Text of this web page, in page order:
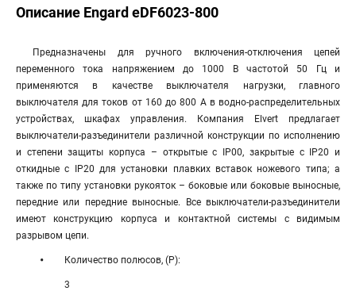
Описание Engard eDF6023-800
Предназначены для ручного включения-отключения цепей
переменного тока напряжением до 1000 В частотой 50 Гц и
применяются в качестве выключателя нагрузки, главного
выключателя для токов от 160 до 800 А в водно-распределительных
устройствах, шкафах управления. Компания Elvert предлагает
выключатели-разъединители различной конструкции по исполнению
и степени защиты корпуса – открытые с IP00, закрытые с IP20 и
откидные с IP20 для установки плавких вставок ножевого типа; а
также по типу установки рукояток – боковые или боковые выносные,
передние или передние выносные. Все выключатели-разъединители
имеют конструкцию корпуса и контактной системы с видимым
разрывом цепи.
Количество полюсов, (P):
3